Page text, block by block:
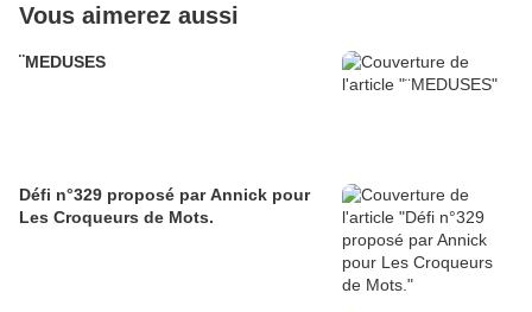
Vous aimerez aussi
¨MEDUSES
Défi n°329 proposé par Annick pour
Les Croqueurs de Mots.